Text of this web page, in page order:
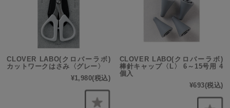
CLOVER LABO(クロバーラボ)
カットワークはさみ〈グレー〉
¥1,980(税込)
CLOVER LABO(クロバーラボ)
棒針キャップ〈L〉 6～15号用 4
個入
¥693(税込)